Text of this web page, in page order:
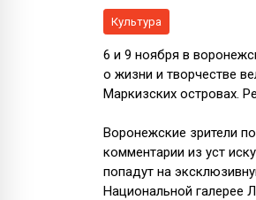
Культура
6 и 9 ноября в
о жизни и творчестве
Маркизских островах.
Воронежские зрители
комментарии из уст
попадут на
Национальной галерее